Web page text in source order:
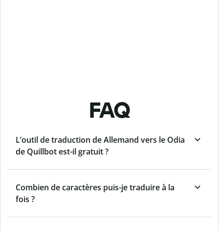
FAQ
L’outil de traduction de Allemand vers le Odia
de Quillbot est-il gratuit ?
Combien de caractères puis-je traduire à la
fois ?